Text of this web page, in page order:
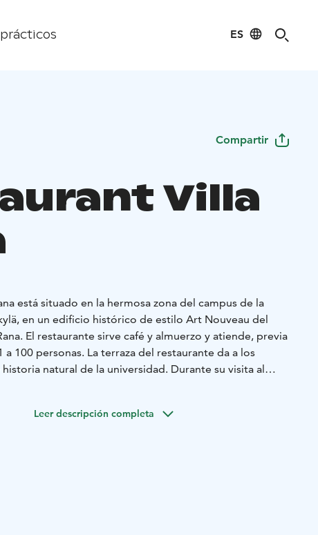
ES
Compartir
Villa
está situado en la hermosa zona del campus de la
en un edificio histórico de estilo Art Nouveau del
El restaurante sirve café y almuerzo y atiende, previa
a 100 personas. La terraza del restaurante da a los
natural de la universidad. Durante su visita al
el restaurante atiende la mayoría de los eventos del
Leer descripción completa